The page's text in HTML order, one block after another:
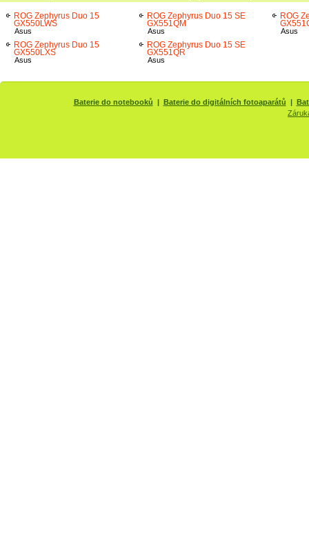
ROG Zephyrus Duo 15
GX550LWS
Asus
ROG Zephyrus Duo 15
GX550LXS
Asus
ROG Zephyrus Duo 15 SE
GX551QM
Asus
ROG Zephyrus Duo 15 SE
GX551QR
Asus
ROG
Asus
Baterie do notebooků | Baterie do digitálních fotoaparátů |